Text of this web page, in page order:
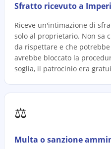
Sfratto ricevuto a
Riceve un'intimazione di
solo al proprietario. Non sa
da rispettare e che
avrebbe bloccato la
soglia, il patrocinio era
⚖️
Multa o sanzione